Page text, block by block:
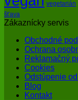
vegetarián
šťava
Zákaznícky servis
Obchodné
Ochrana
Reklamačný
Cookies
Odstúpenie
Blog
Kontakt